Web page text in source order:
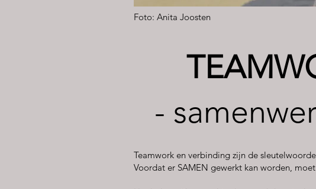
Foto: Anita Joosten
-
Teamwork en verbinding zijn de
Voordat er SAMEN gewerkt kan worden,